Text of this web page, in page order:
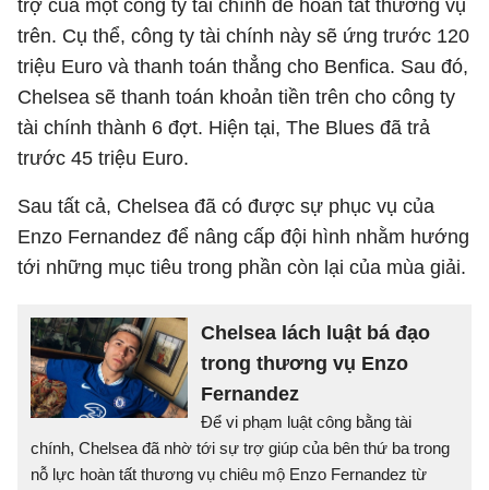
trợ của một công ty tài chính để hoàn tất thương vụ
trên. Cụ thể, công ty tài chính này sẽ ứng trước 120
triệu Euro và thanh toán thẳng cho Benfica. Sau đó,
Chelsea sẽ thanh toán khoản tiền trên cho công ty
tài chính thành 6 đợt. Hiện tại, The Blues đã trả
trước 45 triệu Euro.
Sau tất cả, Chelsea đã có được sự phục vụ của
Enzo Fernandez để nâng cấp đội hình nhằm hướng
tới những mục tiêu trong phần còn lại của mùa giải.
Chelsea lách luật bá đạo
trong thương vụ Enzo
Fernandez
Để vi phạm luật công bằng tài
chính, Chelsea đã nhờ tới sự trợ giúp của bên thứ ba trong
nỗ lực hoàn tất thương vụ chiêu mộ Enzo Fernandez từ